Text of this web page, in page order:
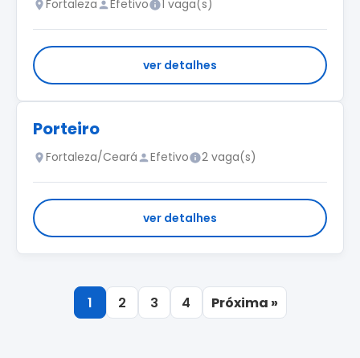
Fortaleza Efetivo 1 vaga(s)
ver detalhes
Porteiro
Fortaleza/Ceará Efetivo 2 vaga(s)
ver detalhes
1 2 3 4 Próxima »